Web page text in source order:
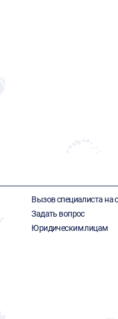
Вызов специалиста на
Задать вопрос
Юридическим лицам